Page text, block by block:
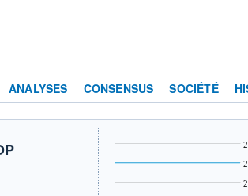
ANALYSES CONSENSUS SOCIÉTÉ